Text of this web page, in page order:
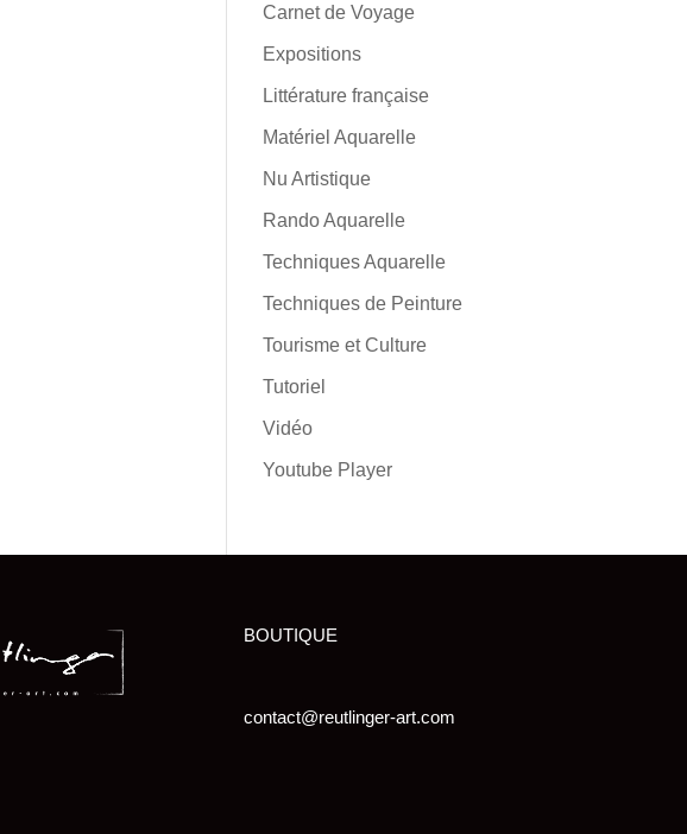
Carnet de Voyage
Expositions
Littérature française
Matériel Aquarelle
Nu Artistique
Rando Aquarelle
Techniques Aquarelle
Techniques de Peinture
Tourisme et Culture
Tutoriel
Vidéo
Youtube Player
BOUTIQUE
contact@reutlinger-art.com